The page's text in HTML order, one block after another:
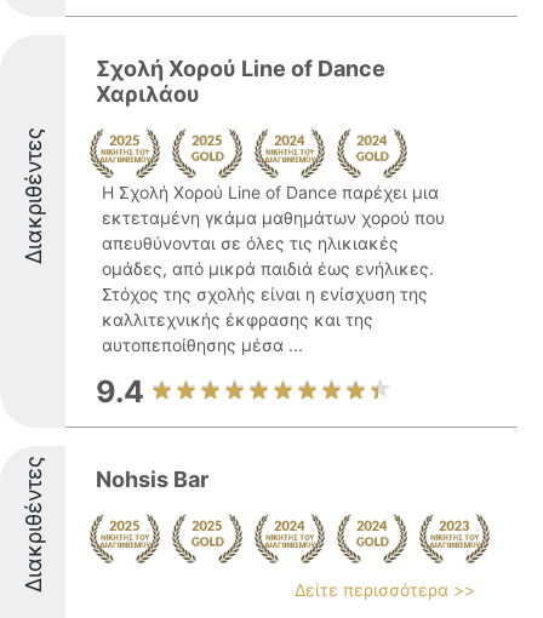
Διακριθέντες
Σχολή Χορού Line of Dance
Χαριλάου
Η Σχολή Χορού Line of Dance παρέχει μια
εκτεταμένη γκάμα μαθημάτων χορού που
απευθύνονται σε όλες τις ηλικιακές
ομάδες, από μικρά παιδιά έως ενήλικες.
Στόχος της σχολής είναι η ενίσχυση της
καλλιτεχνικής έκφρασης και της
αυτοπεποίθησης μέσα ...
9.4
Διακριθέντες Nohsis Bar
Δείτε περισσότερα >>